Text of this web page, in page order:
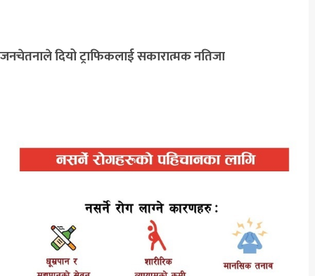
जनचेतनाले दियो ट्राफिकलाई सकारात्मक नतिजा